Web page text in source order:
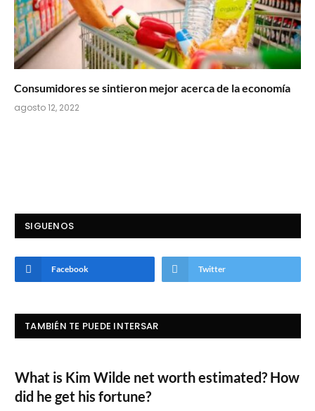
Consumidores se sintieron mejor acerca de la economía
agosto 12, 2022
SIGUENOS
Facebook Twitter
TAMBIÉN TE PUEDE INTERSAR
What is Kim Wilde net worth estimated? How
did he get his fortune?